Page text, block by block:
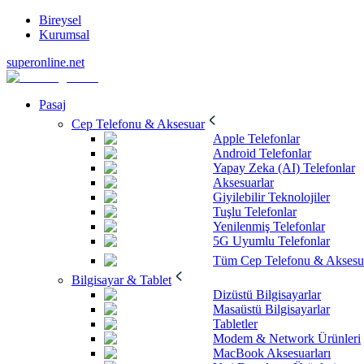
Bireysel
Kurumsal
superonline.net
Pasaj
Cep Telefonu & Aksesuar
Apple Telefonlar
Android Telefonlar
Yapay Zeka (AI) Telefonlar
Aksesuarlar
Giyilebilir Teknolojiler
Tuşlu Telefonlar
Yenilenmiş Telefonlar
5G Uyumlu Telefonlar
Tüm Cep Telefonu &
Bilgisayar & Tablet
Dizüstü Bilgisayarlar
Masaüstü Bilgisayarlar
Tabletler
Modem & Network Ürünleri
MacBook Aksesuarları